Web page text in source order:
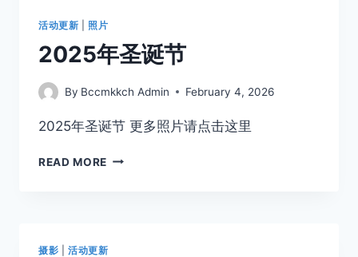
活动更新 照片
2025年圣诞节
By Bccmkkch Admin February 4, 2026
2025年圣诞节 更多照片请点击这里
READ MORE
摄影 活动更新